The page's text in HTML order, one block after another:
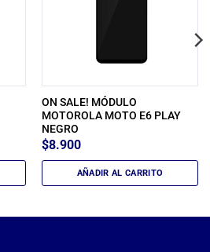
ON SALE! MÓDULO
MOTOROLA MOTO E6 PLAY
NEGRO
$8.900
AÑADIR AL CARRITO